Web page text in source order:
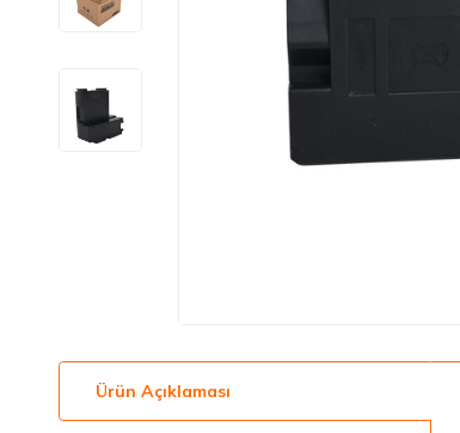
Ürün Açıklaması